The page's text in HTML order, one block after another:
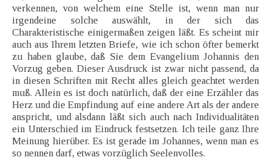
verkennen, von welchem eine Stelle ist, wenn man nur
irgendeine solche auswählt, in der sich das
Charakteristische einigermaßen zeigen läßt. Es scheint mir
auch aus Ihrem letzten Briefe, wie ich schon öfter bemerkt
zu haben glaube, daß Sie dem Evangelium Johannis den
Vorzug geben. Dieser Ausdruck ist zwar nicht passend, da
in diesen Schriften mit Recht alles gleich geachtet werden
muß. Allein es ist doch natürlich, daß der eine Erzähler das
Herz und die Empfindung auf eine andere Art als der andere
anspricht, und alsdann läßt sich auch nach Individualitäten
ein Unterschied im Eindruck festsetzen. Ich teile ganz Ihre
Meinung hierüber. Es ist gerade im Johannes, wenn man es
so nennen darf, etwas vorzüglich Seelenvolles.